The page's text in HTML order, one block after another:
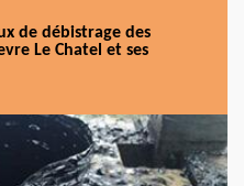
de débistrage des
Le Chatel et ses